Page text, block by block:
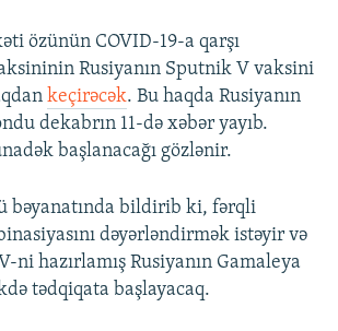
özünün COVID-19-a qarşı
Rusiyanın Sputnik V vaksini
keçirəcək. Bu haqda Rusiyanın
dekabrın 11-də xəbər yayıb.
başlanacağı gözlənir.
bəyanatında bildirib ki, fərqli
dəyərləndirmək istəyir və
hazırlamış Rusiyanın Gamaleya
tədqiqata başlayacaq.